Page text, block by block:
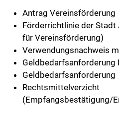
Antrag Vereinsförderung
Förderrichtlinie der Stadt
für Vereinsförderung)
Verwendungsnachweis
Geldbedarfsanforderung
Rechtsmittelverzicht
(Empfangsbestätigung/